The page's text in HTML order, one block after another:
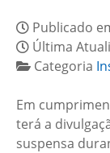
Publicado
Última
Categoria
Em
terá a
suspensa